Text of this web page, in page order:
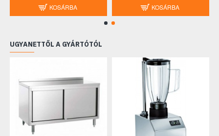
KOSÁRBA KOSÁRBA
UGYANETTŐL A GYÁRTÓTÓL